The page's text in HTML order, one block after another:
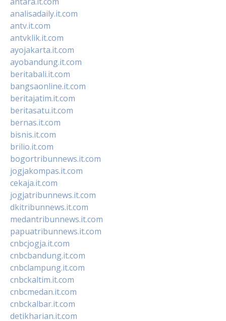
analisadaily.it.com
antv.it.com
antvklik.it.com
ayojakarta.it.com
ayobandung.it.com
beritabali.it.com
bangsaonline.it.com
beritajatim.it.com
beritasatu.it.com
bernas.it.com
bisnis.it.com
brilio.it.com
bogortribunnews.it.com
jogjakompas.it.com
cekaja.it.com
jogjatribunnews.it.com
dkitribunnews.it.com
medantribunnews.it.com
papuatribunnews.it.com
cnbcjogja.it.com
cnbcbandung.it.com
cnbclampung.it.com
cnbckaltim.it.com
cnbcmedan.it.com
cnbckalbar.it.com
detikharian.it.com